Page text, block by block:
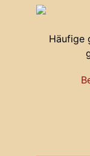
Häufige